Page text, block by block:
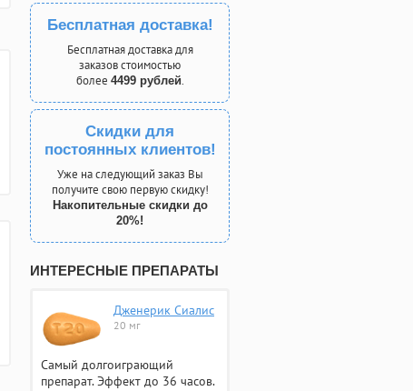
Бесплатная доставка!
Бесплатная доставка для
заказов стоимостью
более 4499 рублей.
Скидки для
постоянных клиентов!
Уже на следующий заказ Вы
получите свою первую скидку!
Накопительные скидки до
20%!
ИНТЕРЕСНЫЕ ПРЕПАРАТЫ
Дженерик Сиалис
20 мг
Самый долгоиграющий
препарат. Эффект до 36 часов.